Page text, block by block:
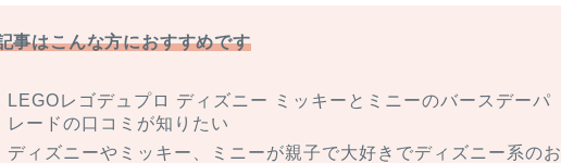
事はこんな方におすすめです
LEGOレゴデュプロ ディズニー ミッキーとミニーのバースデーパ
レードの口コミが知りたい
ディズニーやミッキー、ミニーが親子で大好きでディズニー系のお